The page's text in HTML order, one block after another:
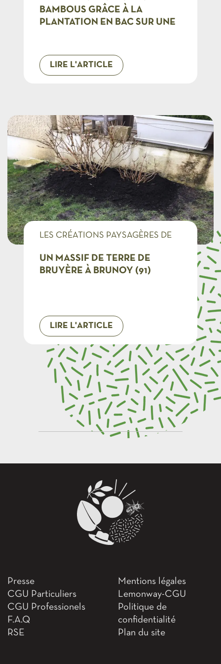
BAMBOUS GRÂCE À LA
PLANTATION EN BAC SUR UNE
LIRE L'ARTICLE
UN MASSIF DE TERRE DE
BRUYÈRE À BRUNOY (91)
LES CRÉATIONS PAYSAGÈRES DE
LIRE L'ARTICLE
Presse
CGU Particuliers
CGU Professionels
F.A.Q
RSE
Mentions légales
Lemonway-CGU
Politique de
confidentialité
Plan du site